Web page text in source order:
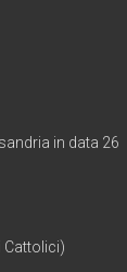
in data 26
Cattolici)